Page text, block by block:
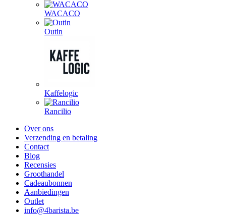
WACACO
Outin
Kaffelogic
Rancilio
Over ons
Verzending en betaling
Contact
Blog
Recensies
Groothandel
Cadeaubonnen
Aanbiedingen
Outlet
info@4barista.be